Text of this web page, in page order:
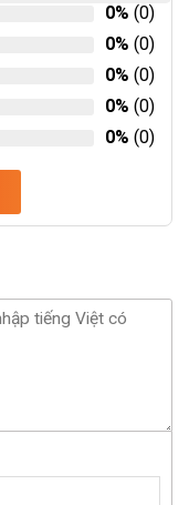
0% (0)
0% (0)
0% (0)
0% (0)
0% (0)